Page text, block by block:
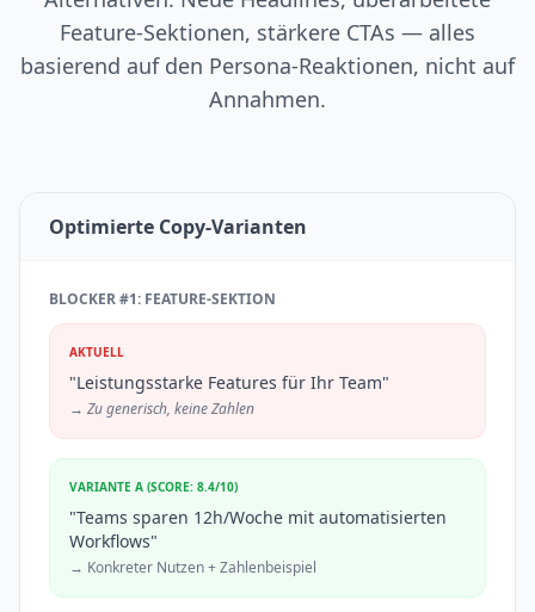
Feature-Sektionen, stärkere CTAs — alles
basierend auf den Persona-Reaktionen, nicht auf
Annahmen.
Optimierte Copy-Varianten
BLOCKER #1: FEATURE-SEKTION
AKTUELL
"Leistungsstarke Features für Ihr Team"
→ Zu generisch, keine Zahlen
VARIANTE A (SCORE: 8.4/10)
"Teams sparen 12h/Woche mit automatisierten
Workflows"
→ Konkreter Nutzen + Zahlenbeispiel